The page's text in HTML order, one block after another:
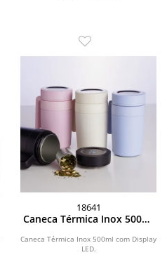
18641
Caneca Térmica Inox 500ml
Caneca Térmica Inox 500ml com Display
LED.